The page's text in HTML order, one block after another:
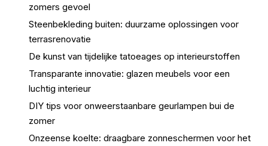
zomers gevoel
Steenbekleding buiten: duurzame oplossingen voor
terrasrenovatie
De kunst van tijdelijke tatoeages op interieurstoffen
Transparante innovatie: glazen meubels voor een
luchtig interieur
DIY tips voor onweerstaanbare geurlampen bui de
zomer
Onzeense koelte: draagbare zonneschermen voor het